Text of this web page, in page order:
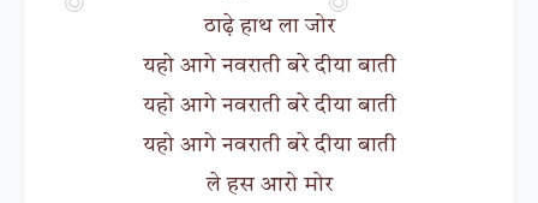
ठाढ़े हाथ ला जोर
यहो आगे नवराती बरे दीया बाती
यहो आगे नवराती बरे दीया बाती
यहो आगे नवराती बरे दीया बाती
ले हस आरो मोर